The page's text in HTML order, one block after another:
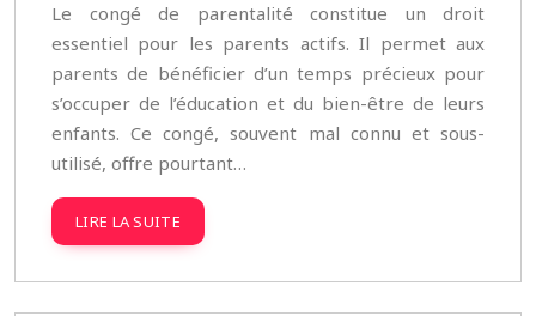
Le congé de parentalité constitue un droit
essentiel pour les parents actifs. Il permet aux
parents de bénéficier d’un temps précieux pour
s’occuper de l’éducation et du bien-être de leurs
enfants. Ce congé, souvent mal connu et sous-
utilisé, offre pourtant…
LIRE LA SUITE